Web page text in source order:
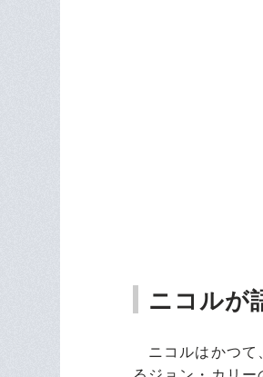
ニコルが
ニコルはかつて